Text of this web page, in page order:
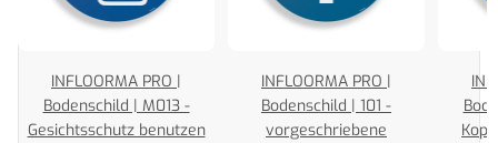
INFLOORMA PRO |
Bodenschild | M013 -
Gesichtsschutz benutzen
INFLOORMA PRO |
Bodenschild | 101 -
vorgeschriebene